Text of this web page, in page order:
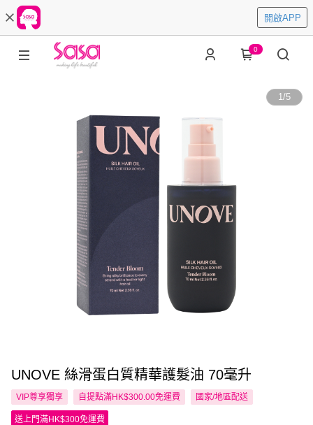
開啟APP
0
1/5
UNOVE 絲滑蛋白質精華護髮油 70毫升
VIP尊享獨享 自提點滿HK$300.00免運費 國家/地區配送
送上門滿HK$300免運費